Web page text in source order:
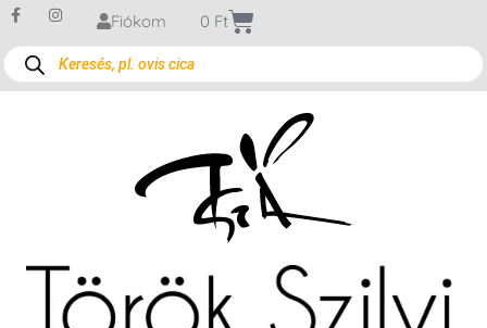
Fiókom 0 Ft